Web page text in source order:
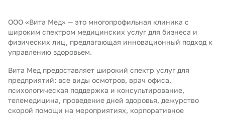
ООО «Вита Мед» — это многопрофильная клиника с
широким спектром медицинских услуг для бизнеса и
физических лиц, предлагающая инновационный подход к
управлению здоровьем.
Вита Мед предоставляет широкий спектр услуг для
предприятий: все виды осмотров, врач офиса,
психологическая поддержка и консультирование,
телемедицина, проведение дней здоровья, дежурство
скорой помощи на мероприятиях, корпоративное